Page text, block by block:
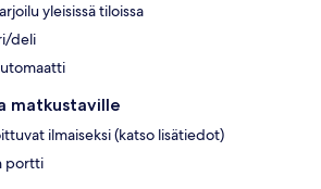
yleisissä tiloissa
deli
matkustaville
ilmaiseksi (katso lisätiedot)
portti